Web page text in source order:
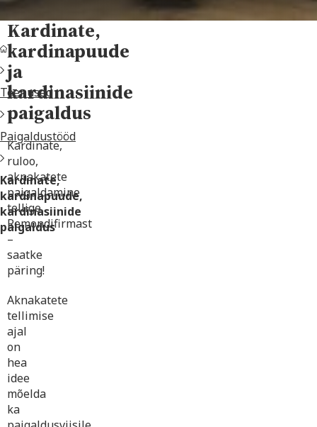
Teenused
Paigaldustööd
Kardinate,
kardinapuude,
kardinasiinide
paigaldus
Kardinate,
kardinapuude
ja
kardinasiinide
paigaldus
Kardinate,
ruloo,
aknakatete
paigaldamine
tellige
Remondifirmast
–
saatke
päring!
Aknakatete
tellimise
ajal
on
hea
idee
mõelda
ka